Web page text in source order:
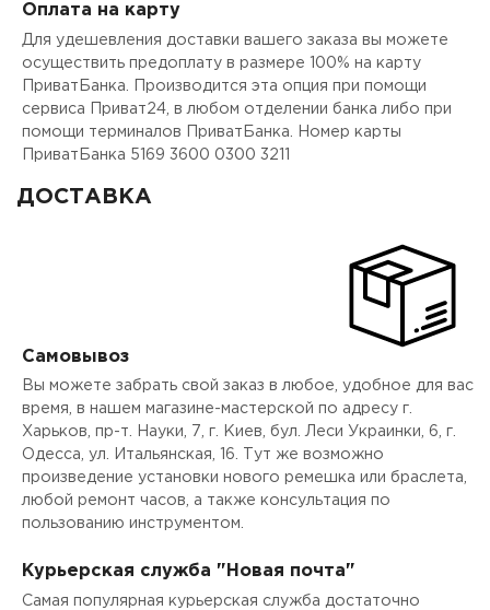
Оплата на карту
Для удешевления доставки вашего заказа вы можете
осуществить предоплату в размере 100% на карту
ПриватБанка. Производится эта опция при помощи
сервиса Приват24, в любом отделении банка либо при
помощи терминалов ПриватБанка. Номер карты
ПриватБанка 5169 3600 0300 3211
ДОСТАВКА
Самовывоз
Вы можете забрать свой заказ в любое, удобное для вас
время, в нашем магазине-мастерской по адресу г.
Харьков, пр-т. Науки, 7, г. Киев, бул. Леси Украинки, 6, г.
Одесса, ул. Итальянская, 16. Тут же возможно
произведение установки нового ремешка или браслета,
любой ремонт часов, а также консультация по
пользованию инструментом.
Курьерская служба "Новая почта"
Самая популярная курьерская служба достаточно